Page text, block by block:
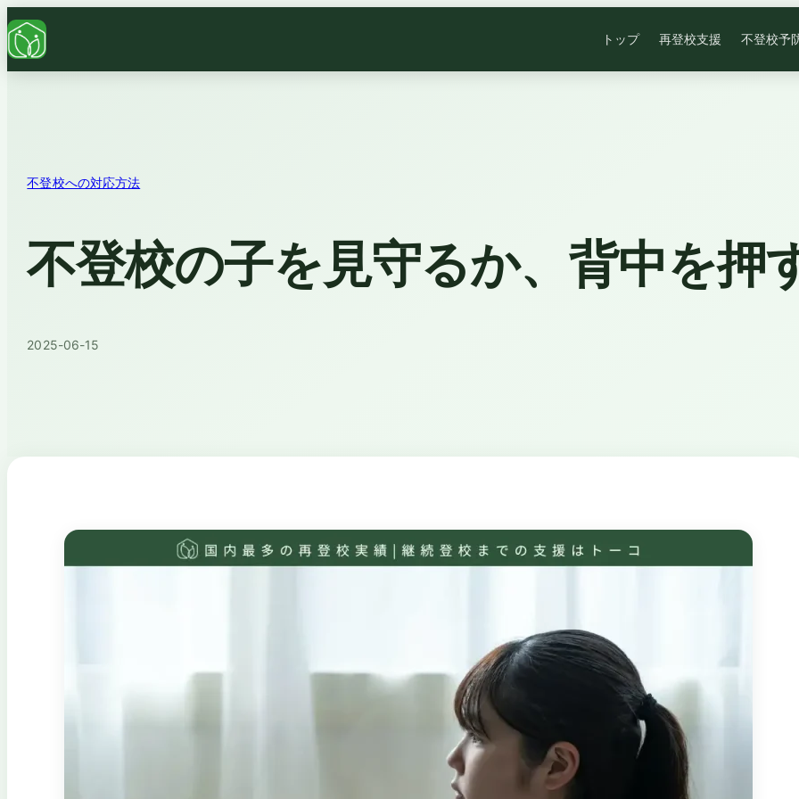
トップ 再登校支援 不登校予
不登校への対応方法
不登校の子を見守るか、背中を押
2025-06-15